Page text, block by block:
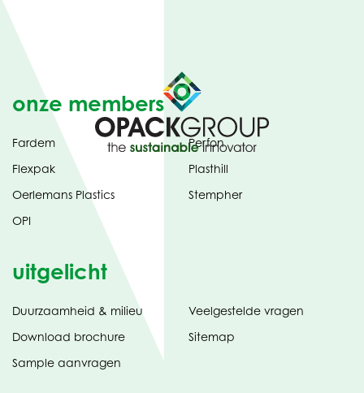
onze members
Fardem
Flexpak
Oerlemans Plastics
OPI
Perfon
Plasthill
Stempher
uitgelicht
Duurzaamheid & milieu
Download brochure(opent
tabblad)
Sample aanvragen
Veelgestelde vragen
Sitemap